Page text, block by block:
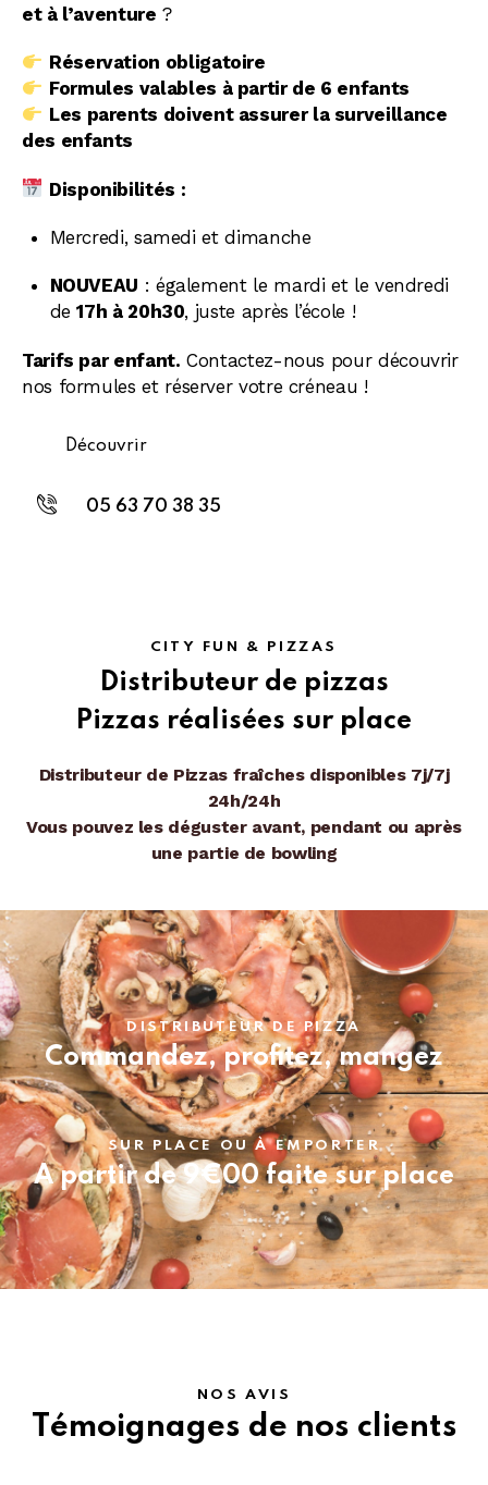
et à l’aventure ?
Réservation obligatoire
Formules valables à partir de 6 enfants
Les parents doivent assurer la surveillance
des enfants
Disponibilités :
Mercredi, samedi et dimanche
NOUVEAU : également le mardi et le vendredi
de17h à 20h30, juste après l’école !
Tarifs par enfant. Contactez-nous pour découvrir
nos formules et réserver votre créneau !
Découvrir
05 63 70 38 35
CITY FUN & PIZZAS
Distributeur de pizzas
Pizzas réalisées sur place
Distributeur de Pizzas fraîches disponibles 7j/7j
24h/24h
Vous pouvez les déguster avant, pendant ou après
une partie de bowling
DISTRIBUTEUR DE PIZZA
Commandez, profitez, mangez
SUR PLACE OU À EMPORTER
A partir de 9€00 faite sur place
NOS AVIS
Témoignages de nos clients